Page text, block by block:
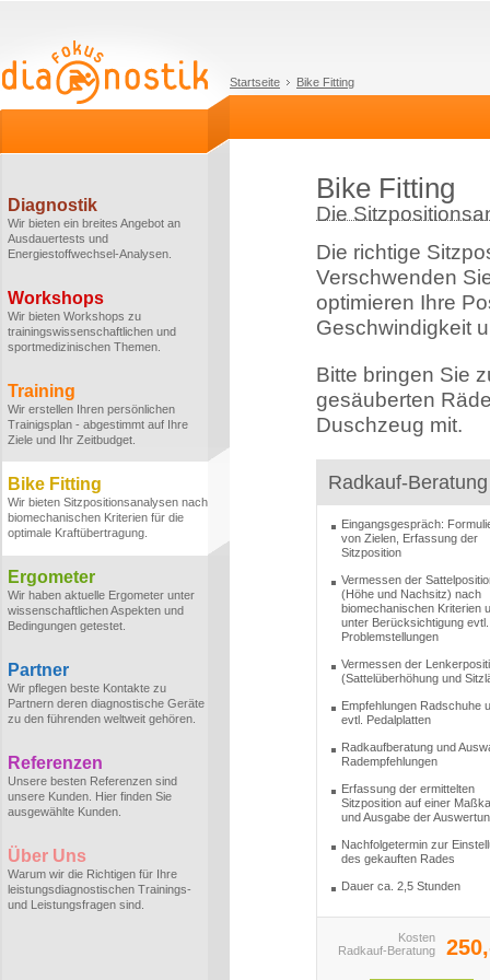
Startseite Bike Fitting
Diagnostik
Wir bieten ein breites Angebot an
Ausdauertests und
Energiestoffwechsel-Analysen.
Workshops
Wir bieten Workshops zu
trainingswissenschaftlichen und
sportmedizinischen Themen.
Training
Wir erstellen Ihren persönlichen
Trainigsplan - abgestimmt auf Ihre
Ziele und Ihr Zeitbudget.
Bike Fitting
Wir bieten Sitzpositionsanalysen nach
biomechanischen Kriterien für die
optimale Kraftübertragung.
Ergometer
Wir haben aktuelle Ergometer unter
wissenschaftlichen Aspekten und
Bedingungen getestet.
Partner
Wir pflegen beste Kontakte zu
Partnern deren diagnostische Geräte
zu den führenden weltweit gehören.
Referenzen
Unsere besten Referenzen sind
unsere Kunden. Hier finden Sie
ausgewählte Kunden.
Über Uns
Warum wir die Richtigen für Ihre
leistungsdiagnostischen Trainings-
und Leistungsfragen sind.
Bike Fitting
Die
Die richtige
Verschwenden
optimieren Ihre
Geschwindigkeit
Bitte bringen Sie
gesäuberten
Duschzeug mit.
Radkauf-Beratung
Eingangsgespräch:
von Zielen, Erfassung der
Sitzposition
Vermessen der
(Höhe und Nachsitz) nach
biomechanischen Kriterien
unter Berücksichtigung evtl.
Problemstellungen
Vermessen der
(Sattelüberhöhung und
Empfehlungen Radschuhe
evtl. Pedalplatten
Radkaufberatung und
Radempfehlungen
Erfassung der ermittelten
Sitzposition auf einer
und Ausgabe der
Nachfolgetermin zur
des gekauften Rades
Dauer ca. 2,5 Stunden
Kosten
Radkauf-Beratung